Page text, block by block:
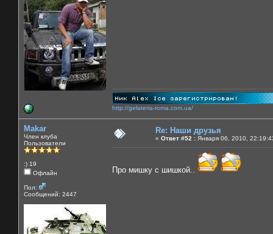
http://gelateria-roma.com.ua/
Makar
Член клуба
Пользователи
:) 19
Офлайн
Пол:
Сообщений: 2447
Re: Наши друзья
« Ответ #52 : Января 06, 2010,
Про мишку с шишкой..